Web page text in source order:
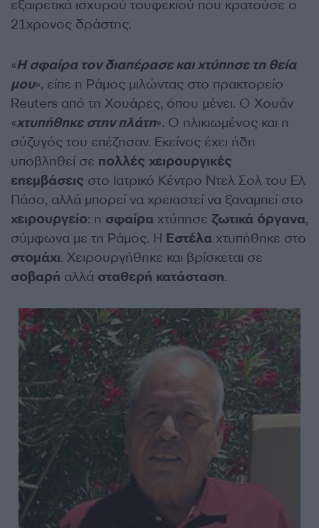
εξαιρετικά ισχυρού τουφεκιού που κρατούσε ο
21χρονος δράστης.
«Η σφαίρα τον διαπέρασε και χτύπησε τη θεία
μου», είπε η Ράμος μιλώντας στο πρακτορείο
Reuters από τη Χουάρες, όπου μένει. Ο Χουάν
«χτυπήθηκε στην πλάτη». Ο ηλικιωμένος και η
σύζυγός του επέζησαν. Εκείνος έχει ήδη
υποβληθεί σε πολλές χειρουργικές
επεμβάσεις στο Ιατρικό Κέντρο Ντελ Σολ του Ελ
Πάσο, αλλά μπορεί να χρειαστεί να ξαναμπεί στο
χειρουργείο: η σφαίρα χτύπησε ζωτικά όργανα,
σύμφωνα με τη Ράμος. Η Εστέλα χτυπήθηκε στο
στομάχι. Χειρουργήθηκε και βρίσκεται σε
σοβαρή αλλά σταθερή κατάσταση.